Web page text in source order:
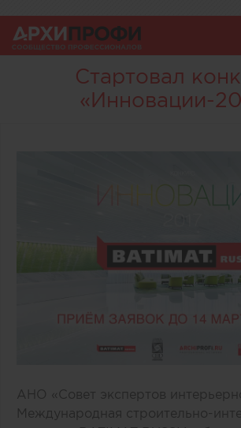
Стартовал
«Инновации-
АНО «Совет экспертов
Международная строительно-